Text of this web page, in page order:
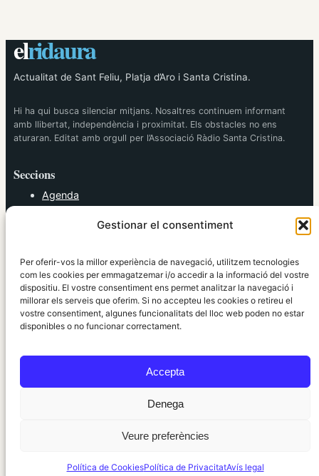
Gestionar el consentiment
Per oferir-vos la millor experiència de navegació, utilitzem tecnologies
com les cookies per emmagatzemar i/o accedir a la informació del vostre
dispositiu. El vostre consentiment ens permet analitzar la navegació i
millorar els serveis que oferim. Si no accepteu les cookies o retireu el
vostre consentiment, algunes funcionalitats del lloc web poden no estar
disponibles o no funcionar correctament.
Accepta
Denega
Veure preferències
Política de CookiesPolítica de PrivacitatAvís legal
elridaura
Actualitat de Sant Feliu, Platja d’Aro i Santa Cristina.
Hi ha qui busca silenciar mitjans. Nosaltres continuem informant
amb llibertat, independència i proximitat. Els obstacles no ens
aturaran. Editat amb orgull per l’Associació Ràdio Santa Cristina.
Seccions
Agenda
Política
Societat
Tendències
elRidaura.com
Informació local, clara i propera ·Accés administració